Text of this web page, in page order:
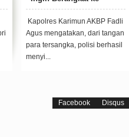
Batam, Pelaku Gunakan
Modus Sembunyikan
Sabu di Anus
Kapolres Karimun AKBP Fadli
Agus mengatakan, dari tangan
para tersangka, polisi berhasil
menyi...
Facebook Disqus